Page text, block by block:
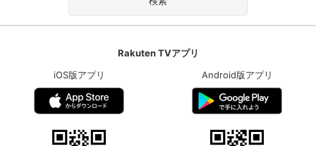
Rakuten TVアプリ
iOS版アプリ
Android版アプリ